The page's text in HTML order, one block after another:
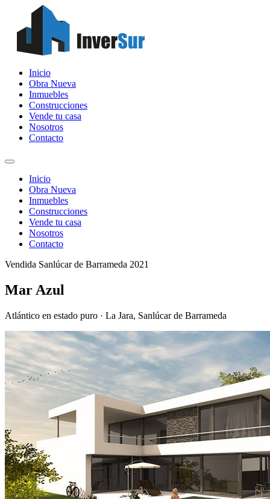
Inicio
Obra Nueva
Inmuebles
Construcciones
Vende tu casa
Nosotros
Contacto
Inicio
Obra Nueva
Inmuebles
Construcciones
Vende tu casa
Nosotros
Contacto
Vendida Sanlúcar de Barrameda 2021
Mar Azul
Atlántico en estado puro · La Jara, Sanlúcar de Barrameda